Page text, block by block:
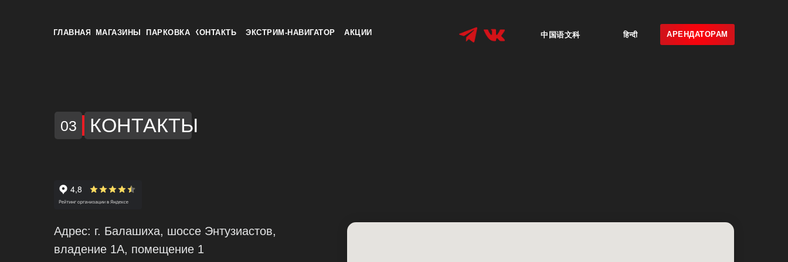
АКЦИИ
ЭКСТРИМ-НАВИГАТОР
КОНТАКТЫ
МАГАЗИНЫ ПАРКОВКА
ГЛАВНАЯ हिन्दी
中国语文科 АРЕНДАТОРАМ
КОНТАКТЫ
03
Адрес: г. Балашиха, шоссе Энтузиастов,
владение 1А, помещение 1